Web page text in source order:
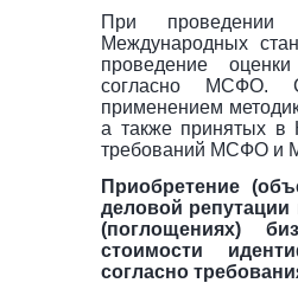
При проведении
Международных
проведение
согласно МСФО.
применением
а также принятых в
требований МСФО и
Приобретение
деловой репутации
(поглощениях)
стоимости
согласно